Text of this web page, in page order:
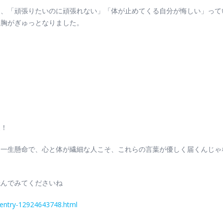
「頑張りたいのに頑張れない」「体が止めてくる自分が悔しい」っ
がぎゅっとなりました。
生懸命で、心と体が繊細な人こそ、これらの言葉が優しく届くんじ
でみてくださいね
12924643748.html